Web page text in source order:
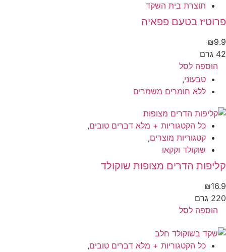
תוצרת בית השקד
בטעם פפאיה
₪
הוספה לסל
טבעוני,
ללא חומרים משמרים
כל הקטגוריות + מלא דברים טובים,
קטגוריות מוצרים,
שוקולד וקקאו
הדרים מצופות שוקולד
₪
גרם
הוספה לסל
כל הקטגוריות + מלא דברים טובים,